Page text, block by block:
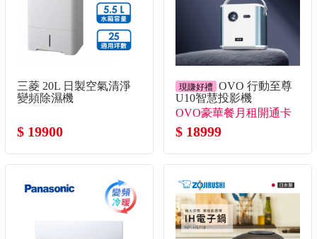
三菱 20L 日製空氣清淨
變頻除濕機
$ 19900
現賺好禮
OVO 行動至尊
U10智慧投影機
OVO豪華餐月租開通卡
+送月租開通卡*3！+送
$ 18999